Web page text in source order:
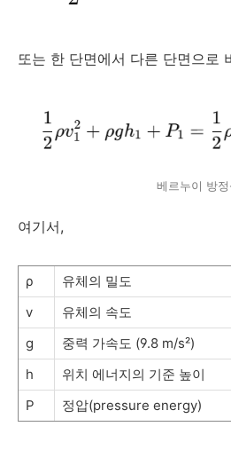
또는 한 단면에서 다른 단면으로
베르누이 방정
여기서,
ρ 유체의 밀도
v
유체의 속도
g
중력 가속도 (9.8 m/s²)
h
위치 에너지의 기준 높이
P
정압(pressure energy)